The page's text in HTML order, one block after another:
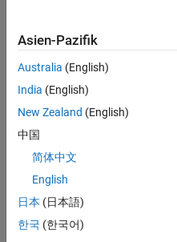
noch
keine
offenen
Stellen
können,
die
Ihren
entsprechen,
werden
Asien-Pazifik
Australia (English)
India (English)
New Zealand (English)
中国
简体中文
English
日本 (日本語)
한국 (한국어)